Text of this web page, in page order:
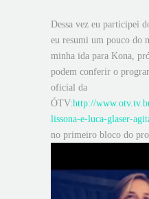
Dessa vez eu participei
eu resumi um pouco do
minha ida para Kona,
podem conferir o
oficial da
ÓTV:http://
lissona-e-luca-glaser-
no primeiro bloco do